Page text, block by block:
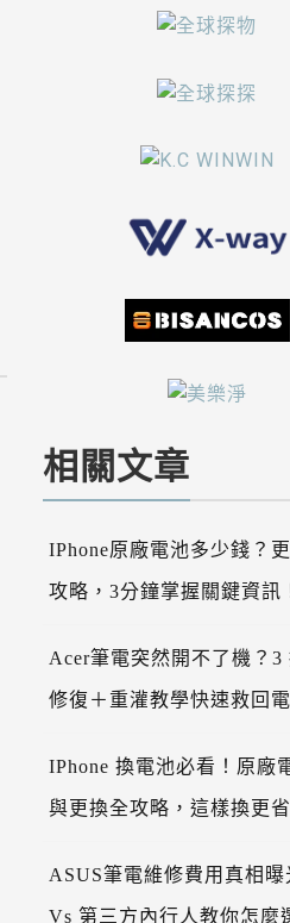
相關文章
IPhone原廠電池多少錢？
攻略，3分鐘掌握關鍵資訊
Acer筆電突然開不了機？3
修復＋重灌教學快速救回電
IPhone 換電池必看！原廠
與更換全攻略，這樣換更省
ASUS筆電維修費用真相曝
Vs 第三方內行人教你怎麼